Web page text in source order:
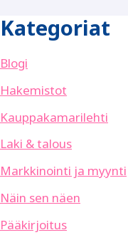
Kategoriat
Blogi
Hakemistot
Kauppakamarilehti
Laki & talous
Markkinointi ja myynti
Näin sen näen
Pääkirjoitus